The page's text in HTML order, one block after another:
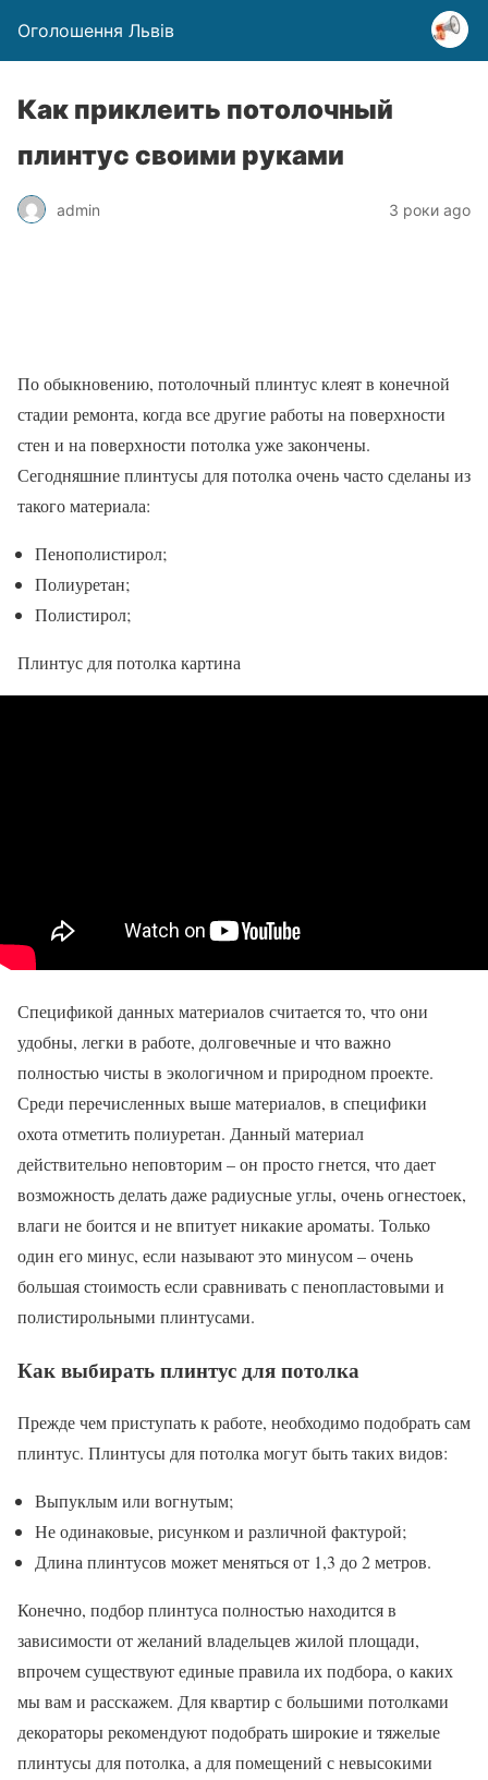
Оголошення Львів
Как приклеить потолочный
плинтус своими руками
admin 3 роки ago
По обыкновению, потолочный плинтус клеят в конечной
стадии ремонта, когда все другие работы на поверхности
стен и на поверхности потолка уже закончены.
Сегодняшние плинтусы для потолка очень часто сделаны из
такого материала:
Пенополистирол;
Полиуретан;
Полистирол;
Плинтус для потолка картина
Спецификой данных материалов считается то, что они
удобны, легки в работе, долговечные и что важно
полностью чисты в экологичном и природном проекте.
Среди перечисленных выше материалов, в специфики
охота отметить полиуретан. Данный материал
действительно неповторим – он просто гнется, что дает
возможность делать даже радиусные углы, очень огнестоек,
влаги не боится и не впитует никакие ароматы. Только
один его минус, если называют это минусом – очень
большая стоимость если сравнивать с пенопластовыми и
полистирольными плинтусами.
Как выбирать плинтус для потолка
Прежде чем приступать к работе, необходимо подобрать сам
плинтус. Плинтусы для потолка могут быть таких видов:
Выпуклым или вогнутым;
Не одинаковые, рисунком и различной фактурой;
Длина плинтусов может меняться от 1,3 до 2 метров.
Конечно, подбор плинтуса полностью находится в
зависимости от желаний владельцев жилой площади,
впрочем существуют единые правила их подбора, о каких
мы вам и расскажем. Для квартир с большими потолками
декораторы рекомендуют подобрать широкие и тяжелые
плинтусы для потолка, а для помещений с невысокими